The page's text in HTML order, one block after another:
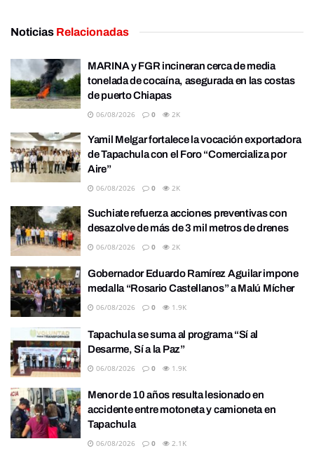
Noticias Relacionadas
MARINA y FGR incineran cerca de media
tonelada de cocaína, asegurada en las costas
de puerto Chiapas
06/08/2026 0 2K
Yamil Melgar fortalece la vocación exportadora
de Tapachula con el Foro “Comercializa por
Aire”
06/08/2026 0 2K
Suchiate refuerza acciones preventivas con
desazolve de más de 3 mil metros de drenes
06/08/2026 0 2K
Gobernador Eduardo Ramírez Aguilar impone
medalla “Rosario Castellanos” a Malú Mícher
06/08/2026 0 1.9K
Tapachula se suma al programa “Sí al
Desarme, Sí a la Paz”
06/08/2026 0 1.9K
Menor de 10 años resulta lesionado en
accidente entre motoneta y camioneta en
Tapachula
06/08/2026 0 2.1K